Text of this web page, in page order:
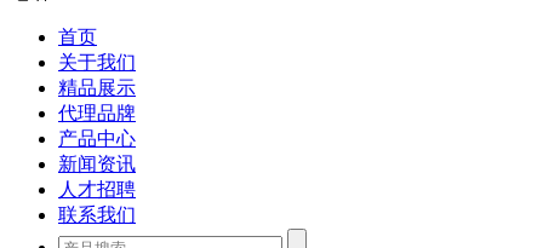
首页
关于我们
精品展示
代理品牌
产品中心
新闻资讯
人才招聘
联系我们